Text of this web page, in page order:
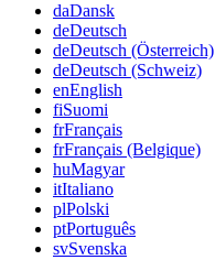
daDansk
deDeutsch
deDeutsch (Österreich)
deDeutsch (Schweiz)
enEnglish
fiSuomi
frFrançais
frFrançais (Belgique)
huMagyar
itItaliano
plPolski
ptPortuguês
svSvenska